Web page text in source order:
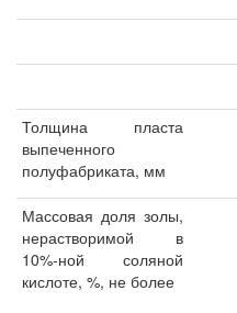
Толщина пласта
выпеченного
полуфабриката, мм
Массовая доля золы,
нерастворимой в
10%-ной соляной
кислоте, %, не более